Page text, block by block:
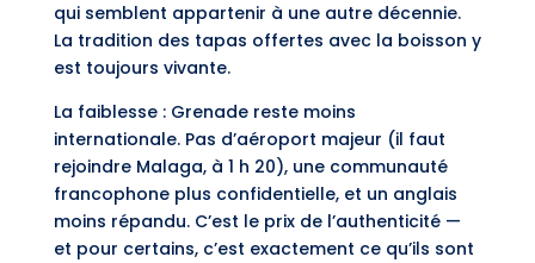
qui semblent appartenir à une autre décennie.
La tradition des tapas offertes avec la boisson y
est toujours vivante.
La faiblesse : Grenade reste moins
internationale. Pas d’aéroport majeur (il faut
rejoindre Malaga, à 1 h 20), une communauté
francophone plus confidentielle, et un anglais
moins répandu. C’est le prix de l’authenticité —
et pour certains, c’est exactement ce qu’ils sont